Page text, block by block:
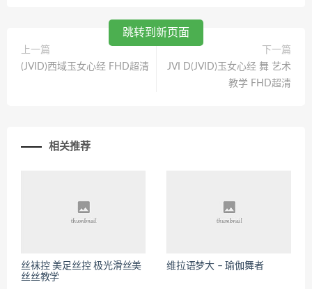
上一篇
(JVID)西域玉女心经 FHD超清
下一篇
JVI D(JVID)玉女心经 舞 艺术
教学 FHD超清
相关推荐
丝袜控 美足丝控 极光滑丝美
丝丝教学
维拉语梦大 – 瑜伽舞者
跳转到新页面